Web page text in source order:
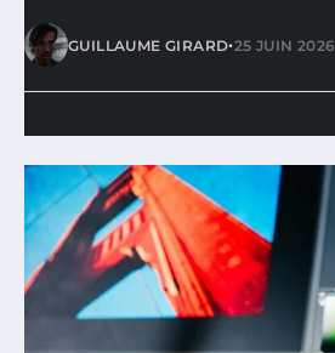
GUILLAUME GIRARD•25 JUIN 2026